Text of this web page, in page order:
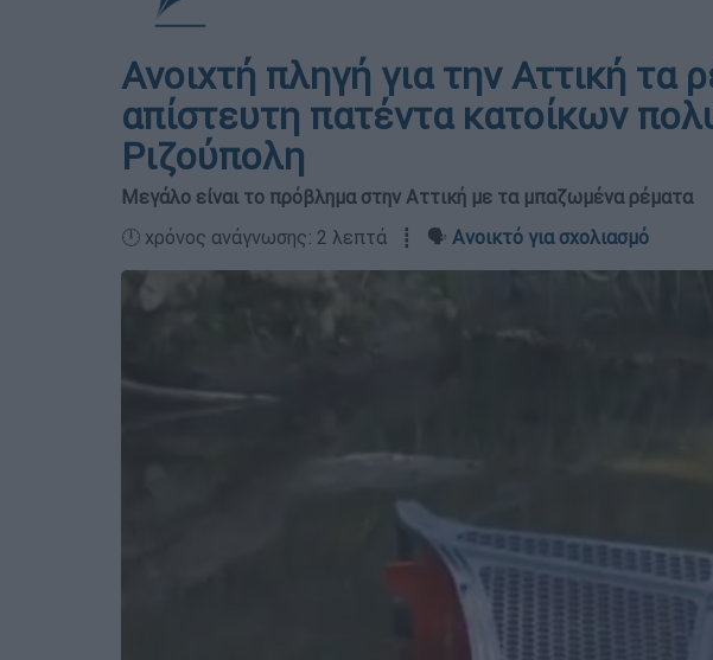
Ανοιχτή πληγή για την Αττική τα
απίστευτη πατέντα κατοίκων
Ριζούπολη
Μεγάλο είναι το πρόβλημα στην Αττική με τα μπαζωμένα ρέματα
🕛 χρόνος ανάγνωσης: 2 λεπτά ┋ 🗣️ Ανοικτό για σχολιασμό